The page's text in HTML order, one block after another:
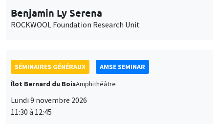
Benjamin Ly Serena
ROCKWOOL Foundation Research Unit
SÉMINAIRES GÉNÉRAUX
AMSE SEMINAR
Îlot Bernard du BoisAmphithéâtre
Lundi 9 novembre 2026
11:30 à 12:45